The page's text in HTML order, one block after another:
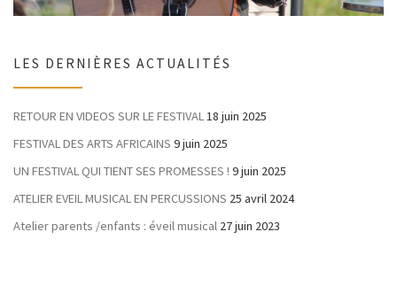
LES DERNIÈRES ACTUALITÉS
RETOUR EN VIDEOS SUR LE FESTIVAL18 juin 2025
FESTIVAL DES ARTS AFRICAINS 9 juin 2025
UN FESTIVAL QUI TIENT SES PROMESSES ! 9 juin 2025
ATELIER EVEIL MUSICAL EN PERCUSSIONS 25 avril 2024
Atelier parents /enfants : éveil musical 27 juin 2023